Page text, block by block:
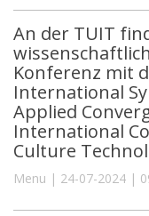
An der TUIT
Konferenz mit
International
Applied
International
Culture
Menu | 24-07-2024 |